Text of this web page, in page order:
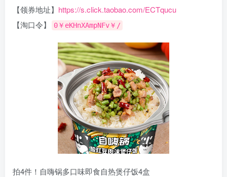
【领券地址】 https://s.click.taobao.com/ECTqucu
【淘口令】
0￥eKHnXAmpNFv￥/
拍4件！自嗨锅多口味即食自热煲仔饭4盒